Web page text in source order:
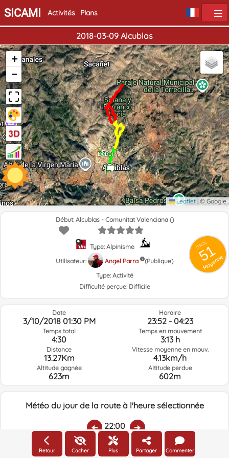
SICAMI Activités Plans
2018-03-09 Alcublas
Début
Fin
+
−
Leaflet | © Google
GRSIC
51
Moyenne
Début: Alcublas - Comunitat Valenciana ()
Type: Alpinisme
Utilisateur:
Angel Parra
(Publique)
Type: Activité
Difficulté perçue: Difficile
Date
3/10/2018 01:30 PM
Temps total
4:30
Distance
13.27Km
Altitude gagnée
623m
Horaire
23:52 - 04:23
Temps en mouvement
3:13 h
Vitesse moyenne en mouv.
4.13km/h
Altitude perdue
602m
Météo du jour de la route à l'heure sélectionnée
22:00
Température: Pluie:Humidité relative:Vitesse vent: Direction vent:
Retour Cacher Plus Partager Commenter